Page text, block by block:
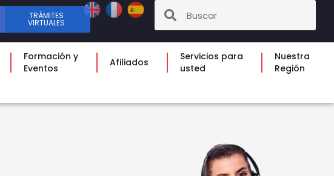
TRÁMITES
VIRTUALES
Formación y
Eventos
Afiliados
Servicios para
usted
Nuestra
Región